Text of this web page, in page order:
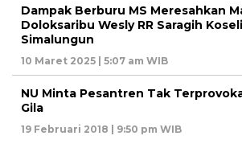
Dampak Berburu MS Meresahkan
Doloksaribu Wesly RR Saragih
Simalungun
10 Maret 2025 | 5:07 am WIB
NU Minta Pesantren Tak
Gila
19 Februari 2018 | 9:50 pm WIB